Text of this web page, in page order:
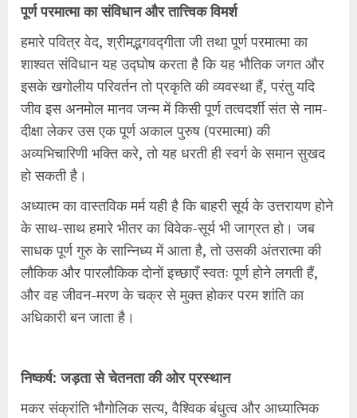
पूर्ण परमात्मा का संविधान और तात्त्विक विमर्श
हमारे पवित्र वेद, श्रीमद्भगवद्गीता जी तथा पूर्ण परमात्मा का
शाश्वत संविधान यह उद्घोष करता है कि यह भौतिक जगत और
इसके खगोलीय परिवर्तन तो प्रकृति की व्यवस्था हैं, परंतु यदि
जीव इस अनमोल मानव जन्म में किसी पूर्ण तत्वदर्शी संत से नाम-
दीक्षा लेकर उस एक पूर्ण अकाल पुरुष (परमात्मा) की
अव्यभिचारिणी भक्ति करे, तो यह धरती ही स्वर्ग के समान सुखद
हो सकती है।
अध्यात्म का वास्तविक मर्म यही है कि बाहरी सूर्य के उत्तरायण होने
के साथ-साथ हमारे भीतर का विवेक-सूर्य भी जाग्रत हो। जब
साधक पूर्ण गुरु के सान्निध्य में आता है, तो उसकी अंतरात्मा की
लौकिक और पारलौकिक दोनों इच्छाएँ स्वतः पूर्ण होने लगती हैं,
और वह जीवन-मरण के चक्र से मुक्त होकर परम शांति का
अधिकारी बन जाता है।
निष्कर्ष: जड़ता से चेतनता की ओर प्रस्थान
मकर संक्रांति भौगोलिक सत्य, वैश्विक बंधुत्व और आध्यात्मिक